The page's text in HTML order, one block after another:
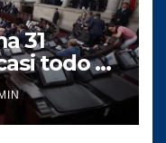
31
todo el
y